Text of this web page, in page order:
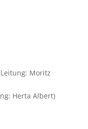
Moritz
Herta Albert)